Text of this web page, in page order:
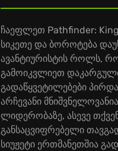
ჩაეფლეთ Pathfinder:
სიკეთე და ბოროტება
ავანტიურისტის როლს,
გამოიკვლიეთ დაკარგული
გადაწყვეტილებები
არჩევანი
ლიდერობაზე, ასევე
განსაცვიფრებელი
სიუჟეტი ერთმანეთშია